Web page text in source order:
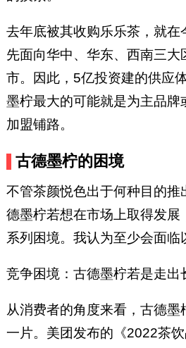
去年底被其收购乐乐茶，就在
先面向华中、华东、西南三大
市。因此，5亿投资建的供应
墨柠最大的可能就是为主品牌
加盟铺路。
古德墨柠的困境
不管茶颜悦色出于何种目的推
德墨柠若想在市场上取得发展
系列困境。我认为至少会面临
竞争困境：古德墨柠若是走出
从消费者的角度来看，古德墨
一片。美团发布的《2022茶饮